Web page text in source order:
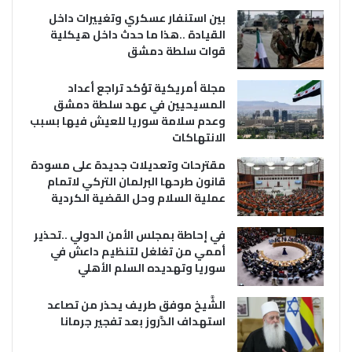
بين استنفار عسكري وتغييرات داخل
القيادة ..هذا ما حدث داخل هيكلية
قوات سلطة دمشق
مجلة أمريكية تؤكد تراجع أعداد
المسيحيين في عهد سلطة دمشق
وعدم سلامة سوريا للعيش فيها بسبب
الانتهاكات
مقترحات وتعديلات جديدة على مسودة
قانون طرحها البرلمان التركي لاتمام
عملية السلام وحل القضية الكردية
في إحاطة بمجلس الأمن الدولي ..تحذير
أممي من تغلغل لتنظيم داعش في
سوريا وتهديده السلم الأهلي
الشَّيخ موفق طريف يحذر من تصاعد
استهداف الدَّروز بعد تفجير جرمانا